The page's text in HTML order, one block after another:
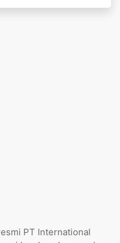
PT International